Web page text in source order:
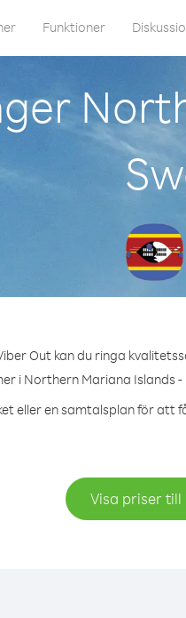
Funktioner
Out kan du ringa
i Northern Mariana Islands
eller en samtalsplan för att
Visa priser